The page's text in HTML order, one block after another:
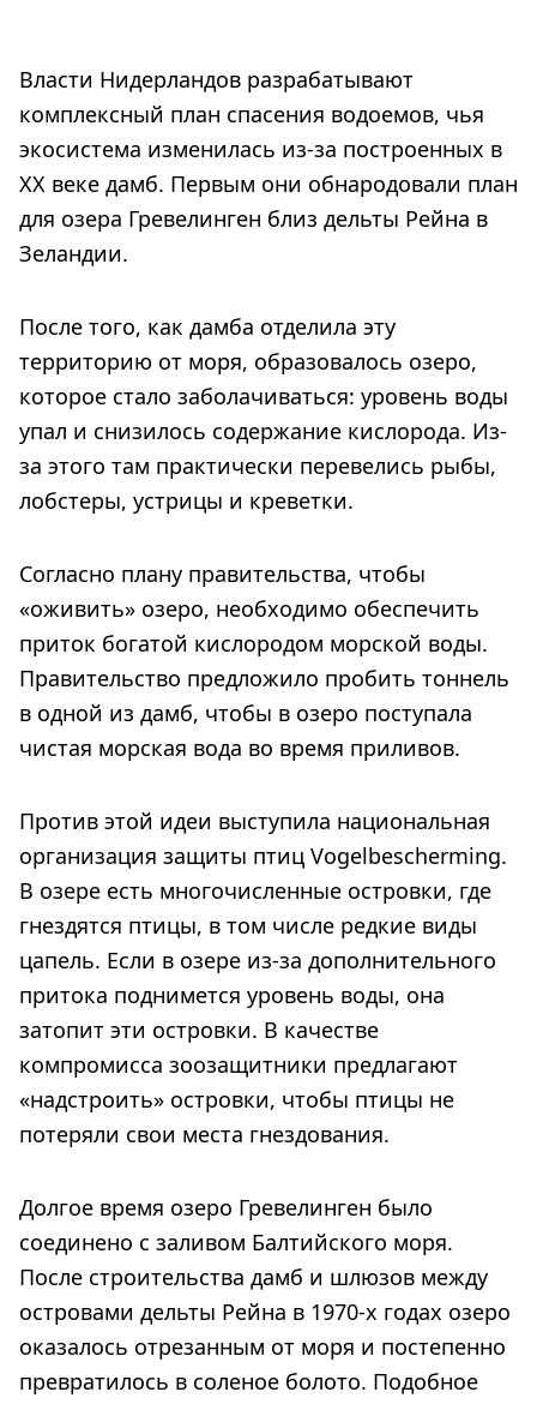
Власти Нидерландов разрабатывают
комплексный план спасения водоемов, чья
экосистема изменилась из-за построенных в
ХХ веке дамб. Первым они обнародовали план
для озера Гревелинген близ дельты Рейна в
Зеландии.
После того, как дамба отделила эту
территорию от моря, образовалось озеро,
которое стало заболачиваться: уровень воды
упал и снизилось содержание кислорода. Из-
за этого там практически перевелись рыбы,
лобстеры, устрицы и креветки.
Согласно плану правительства, чтобы
«оживить» озеро, необходимо обеспечить
приток богатой кислородом морской воды.
Правительство предложило пробить тоннель
в одной из дамб, чтобы в озеро поступала
чистая морская вода во время приливов.
Против этой идеи выступила национальная
организация защиты птиц Vogelbescherming.
В озере есть многочисленные островки, где
гнездятся птицы, в том числе редкие виды
цапель. Если в озере из-за дополнительного
притока поднимется уровень воды, она
затопит эти островки. В качестве
компромисса зоозащитники предлагают
«надстроить» островки, чтобы птицы не
потеряли свои места гнездования.
Долгое время озеро Гревелинген было
соединено с заливом Балтийского моря.
После строительства дамб и шлюзов между
островами дельты Рейна в 1970-х годах озеро
оказалось отрезанным от моря и постепенно
превратилось в соленое болото. Подобное